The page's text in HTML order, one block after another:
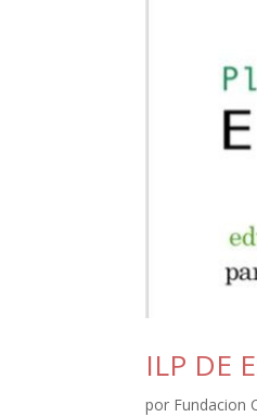
ILP DE
por Fundacion